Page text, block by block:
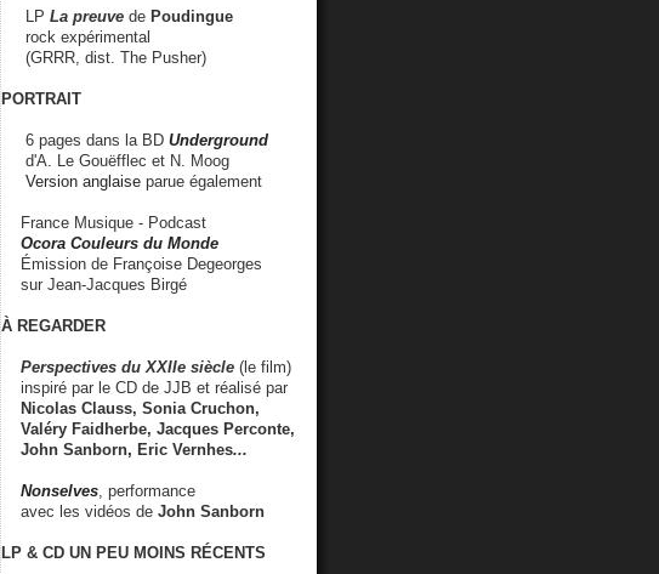
LP La preuve de Poudingue
rock expérimental
(GRRR, dist. The Pusher)
PORTRAIT
6 pages dans la BD Underground
d'A. Le Gouëfflec et N. Moog
Version anglaise parue également
France Musique - Podcast
Ocora Couleurs du Monde
Émission de Françoise Degeorges
sur Jean-Jacques Birgé
À REGARDER
Perspectives du XXIIe siècle (le film)
inspiré par le CD de JJB et réalisé par
Nicolas Clauss, Sonia Cruchon,
Valéry Faidherbe, Jacques Perconte,
John Sanborn, Eric Vernhes...
Nonselves , performance
avec les vidéos de John Sanborn
LP & CD UN PEU MOINS RÉCENTS